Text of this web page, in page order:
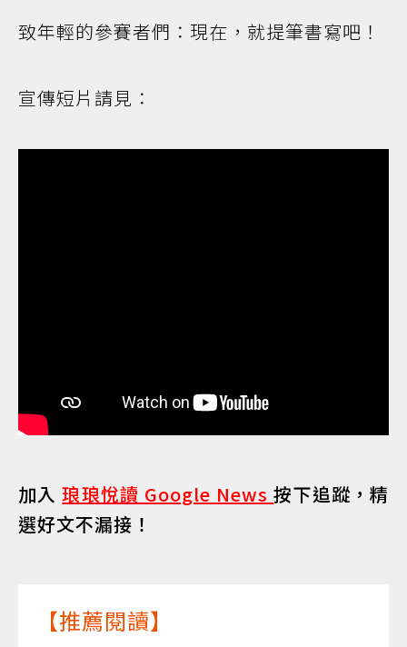
致年輕的參賽者們：現在，就提筆書寫吧！
宣傳短片請見：
加入琅琅悅讀 Google News按下追蹤，精
選好文不漏接！
【推薦閱讀】